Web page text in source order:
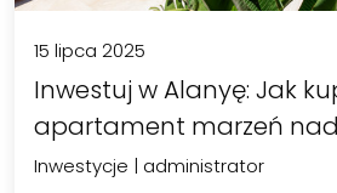
15 lipca 2025
Inwestuj w Alanyę: Jak
apartament marzeń
Śródziemnym?
Inwestycje | administrator